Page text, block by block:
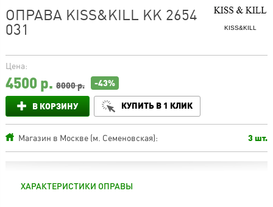
KISS&KILL
ОПРАВА KISS&KILL KK 2654
031
Цена:
4500р. 8000 р. -43%
В КОРЗИНУ КУПИТЬ В 1 КЛИК
Магазин в Москве (м. Семеновская): 3 шт.
ХАРАКТЕРИСТИКИ ОПРАВЫ